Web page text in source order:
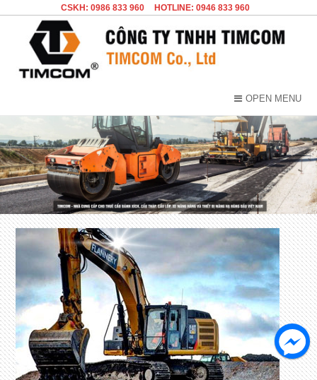
CSKH: 0986 833 960 HOTLINE: 0946 833 960
OPEN MENU